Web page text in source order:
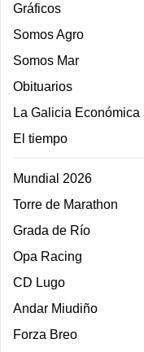
Gráficos
Somos Agro
Somos Mar
Obituarios
La Galicia Económica
El tiempo
Mundial 2026
Torre de Marathon
Grada de Río
Opa Racing
CD Lugo
Andar Miudiño
Forza Breo